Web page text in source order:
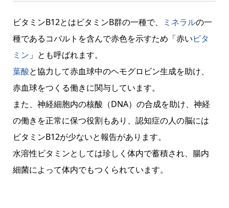
ビタミンB12とはビタミンB群の一種で、 ミネラルの一
種であるコバルトを含んで赤色を示すため「赤いビタ
ミン 」とも呼ばれます。
葉酸と協力して赤血球中のヘモグロビン生成を助け、
赤血球をつくる働きに関与しています。
また、神経細胞内の核酸（DNA）の合成を助け、神経
の働きを正常に保つ役割もあり、認知症の人の脳には
ビタミンB12が少ないと報告があります。
水溶性ビタミンとしては珍しく体内で蓄積され、腸内
細菌によって体内でもつくられています。